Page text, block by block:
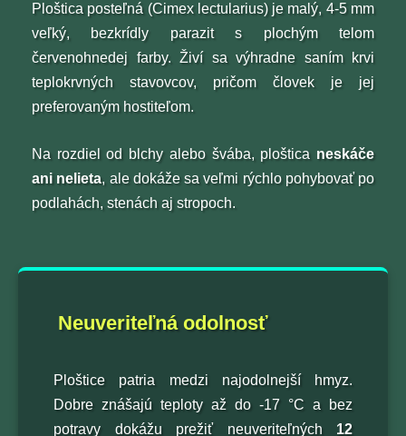
Ploštica posteľná (Cimex lectularius) je malý, 4-5 mm
veľký, bezkrídly parazit s plochým telom
červenohnedej farby. Živí sa výhradne saním krvi
teplokrvných stavovcov, pričom človek je jej
preferovaným hostiteľom.
Na rozdiel od blchy alebo švába, ploštica neskáče
ani nelieta, ale dokáže sa veľmi rýchlo pohybovať po
podlahách, stenách aj stropoch.
Neuveriteľná odolnosť
Ploštice patria medzi najodolnejší hmyz.
Dobre znášajú teploty až do -17 °C a bez
potravy dokážu prežiť neuveriteľných 12